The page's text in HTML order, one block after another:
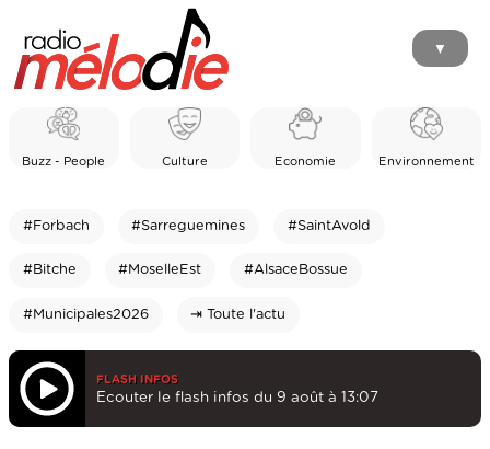
▼
Buzz - People Culture Economie Environnement
#Forbach #Sarreguemines #SaintAvold
#Bitche #MoselleEst #AlsaceBossue
#Municipales2026 ⇥ Toute l'actu
FLASH INFOS
Ecouter le flash infos du 9 août à 13:07